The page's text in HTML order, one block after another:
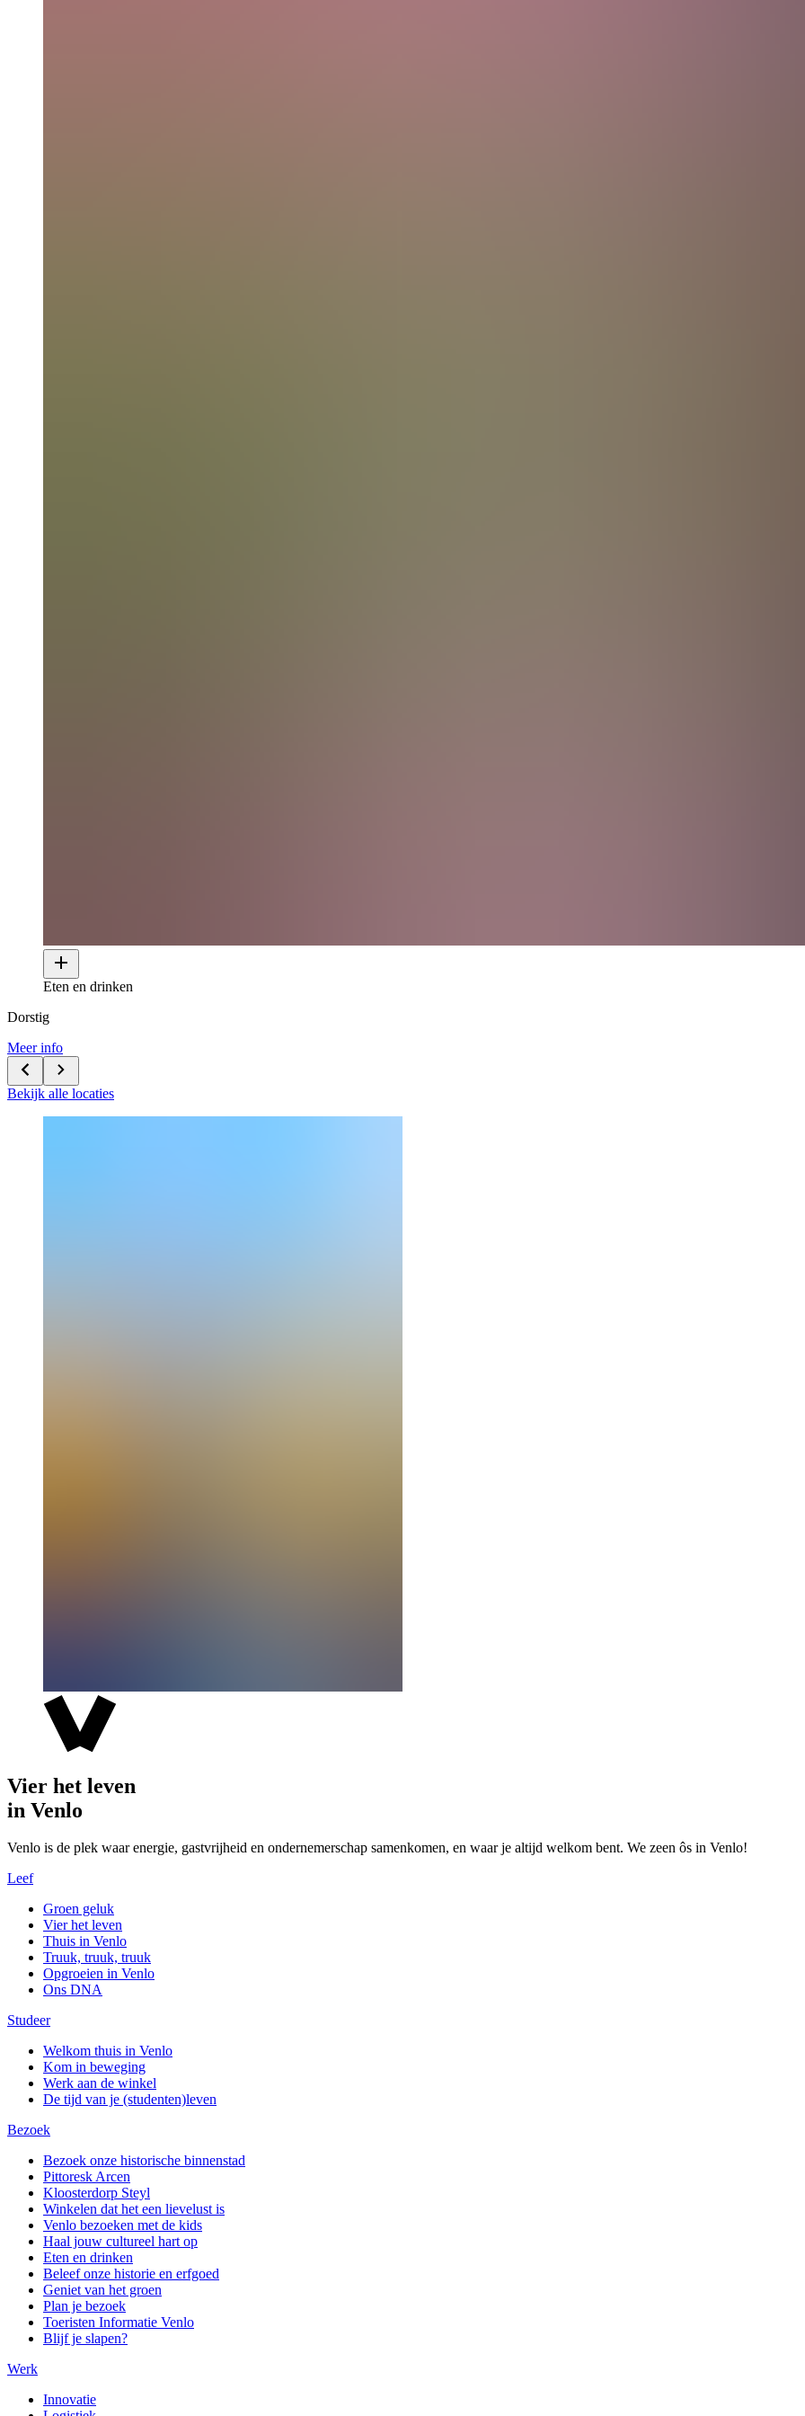
Eten en drinken
Dorstig
Meer info
Bekijk alle locaties
Vier het leven
in Venlo
Venlo is de plek waar energie, gastvrijheid en ondernemerschap samenkomen, en waar je altijd welkom bent. We zeen ôs in Venlo!
Leef
Groen geluk
Vier het leven
Thuis in Venlo
Truuk, truuk, truuk
Opgroeien in Venlo
Ons DNA
Studeer
Welkom thuis in Venlo
Kom in beweging
Werk aan de winkel
De tijd van je (studenten)leven
Bezoek
Bezoek onze historische binnenstad
Pittoresk Arcen
Kloosterdorp Steyl
Winkelen dat het een lievelust is
Venlo bezoeken met de kids
Haal jouw cultureel hart op
Eten en drinken
Beleef onze historie en erfgoed
Geniet van het groen
Plan je bezoek
Toeristen Informatie Venlo
Blijf je slapen?
Werk
Innovatie